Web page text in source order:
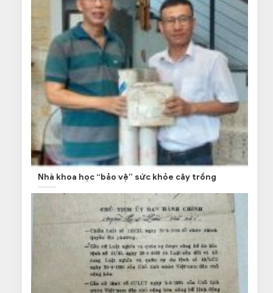
Nhà khoa học “bảo vệ” sức khỏe cây trồng